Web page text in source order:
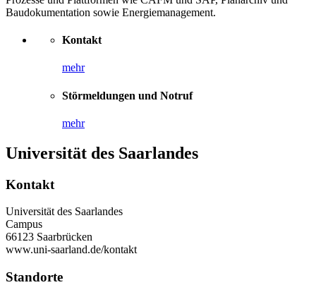
Baudokumentation sowie Energiemanagement.
Kontakt
mehr
Störmeldungen und Notruf
mehr
Universität des Saarlandes
Kontakt
Universität des Saarlandes
Campus
66123 Saarbrücken
www.uni-saarland.de/kontakt
Standorte